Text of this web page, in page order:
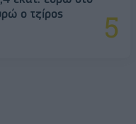
ο τζίρος